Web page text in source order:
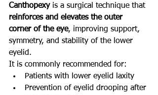
Canthopexy is a surgical technique that
reinforces and elevates the outer
corner of the eye, improving support,
symmetry, and stability of the lower
eyelid.
It is commonly recommended for:
Patients with lower eyelid laxity
Prevention of eyelid drooping after